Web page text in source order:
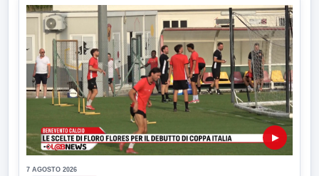
▶
7 AGOSTO 2026